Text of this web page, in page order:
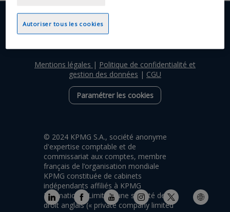
Mentions légales | Politique de confidentialité et
gestion des données | CGU
Paramétrer les cookies
© 2024 KPMG S.A., société anonyme
d'expertise comptable et de
commissariat aux comptes, membre
français de l’organisation mondiale
KPMG constituée de cabinets
indépendants affiliés à KPMG
International Limited, une société de
droit anglais (« private company limited
Autoriser tous les cookies